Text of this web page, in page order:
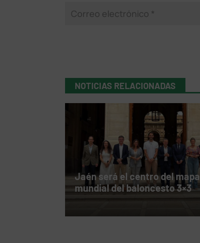
NOTICIAS RELACIONADAS
Jaén será el centro del mapa
mundial del baloncesto 3×3